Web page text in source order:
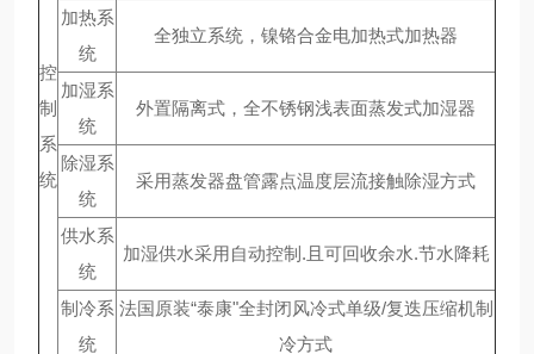
控
制
系
统
加热系
统
全独立系统，镍铬合金电加热式加热器
加湿系
统
外置隔离式，全不锈钢浅表面蒸发式加湿器
除湿系
统
采用蒸发器盘管露点温度层流接触除湿方式
供水系
统
加湿供水采用自动控制.且可回收余水.节水降耗
制冷系
统
法国原装“泰康"全封闭风冷式单级/复迭压缩机制
冷方式